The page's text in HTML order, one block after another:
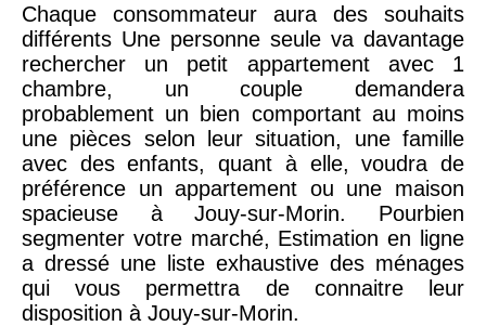
Chaque consommateur aura des souhaits
différents Une personne seule va davantage
rechercher un petit appartement avec 1
chambre, un couple demandera
probablement un bien comportant au moins
une pièces selon leur situation, une famille
avec des enfants, quant à elle, voudra de
préférence un appartement ou une maison
spacieuse à Jouy-sur-Morin. Pourbien
segmenter votre marché, Estimation en ligne
a dressé une liste exhaustive des ménages
qui vous permettra de connaitre leur
disposition à Jouy-sur-Morin.